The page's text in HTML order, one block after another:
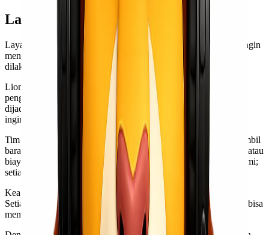
Layanan Door to Door
Layanan Door to Door adalah solusi terbaik untuk Anda yang ingin
mengirim barang tanpa repot. Dengan layanan ini, pengiriman
dilakukan langsung dari pintu rumah Anda ke tujuan akhir.
Lionel Express memahami betapa pentingnya efisiensi dalam
pengiriman cargo. Proses pengambilan dan penyerahan barang
dijadwalkan dengan baik agar sesuai dengan waktu yang Anda
inginkan.
Tim profesional kami akan datang ke lokasi Anda untuk mengambil
barang, sehingga Anda tidak perlu khawatir tentang transportasi atau
biaya tambahan lainnya. Pengemasan juga menjadi perhatian kami;
setiap barang ditangani dengan hati-hati.
Keamanan adalah prioritas utama selama proses pengiriman ini.
Setiap paket dilengkapi dengan tracking system, sehingga Anda bisa
memantau perjalanan kiriman sampai tiba di tangan penerima.